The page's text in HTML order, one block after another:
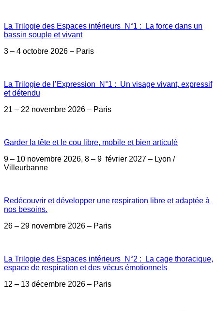
La Trilogie des Espaces intérieurs N°1 : La force dans un
bassin souple et vivant
3 – 4 octobre 2026 – Paris
La Trilogie de l’Expression N°1 : Un visage vivant, expressif
et détendu
21 – 22 novembre 2026 – Paris
Garder la tête et le cou libre, mobile et bien articulé
9 – 10 novembre 2026, 8 – 9 février 2027 – Lyon /
Villeurbanne
Redécouvrir et développer une respiration libre et adaptée à
nos besoins.
26 – 29 novembre 2026 – Paris
La Trilogie des Espaces intérieurs N°2 : La cage thoracique,
espace de respiration et des vécus émotionnels
12 – 13 décembre 2026 – Paris